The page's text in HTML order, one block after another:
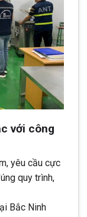
với công
yêu cầu cực
quy trình,
Bắc Ninh